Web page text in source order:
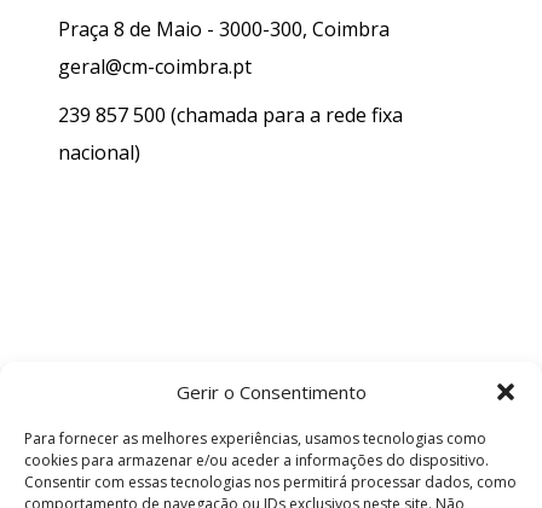
Gerir o Consentimento
Para fornecer as melhores experiências, usamos tecnologias como
cookies para armazenar e/ou aceder a informações do dispositivo.
Consentir com essas tecnologias nos permitirá processar dados, como
comportamento de navegação ou IDs exclusivos neste site. Não
Praça 8 de Maio - 3000-300, Coimbra
geral@cm-coimbra.pt
239 857 500 (chamada para a rede fixa
nacional)